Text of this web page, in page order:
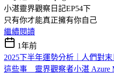
小湛靈界觀察日記EP54下
只有你才能真正擁有你自己
繼續閱讀
1年前
2025下半年運勢分析｜人們對
這些事 靈界觀察者小湛 Azure